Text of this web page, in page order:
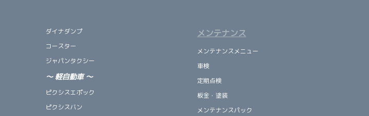
ダイナダンプ
コースター
ジャパンタクシー
～ 軽自動車～
ピクシスエポック
ピクシスバン
メンテナンス
メンテナンスメニュー
車検
定期点検
板金・塗装
メンテナンスパック